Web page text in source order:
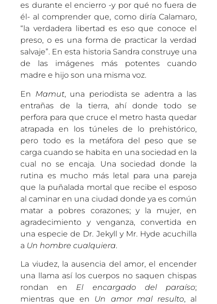
es durante el encierro -y por qué no fuera de
él- al comprender que, como diría Calamaro,
“la verdadera libertad es eso que conoce el
preso, o es una forma de practicar la verdad
salvaje”. En esta historia Sandra construye una
de las imágenes más potentes cuando
madre e hijo son una misma voz.
En Mamut, una periodista se adentra a las
entrañas de la tierra, ahí donde todo se
perfora para que cruce el metro hasta quedar
atrapada en los túneles de lo prehistórico,
pero todo es la metáfora del peso que se
carga cuando se habita en una sociedad en la
cual no se encaja. Una sociedad donde la
rutina es mucho más letal para una pareja
que la puñalada mortal que recibe el esposo
al caminar en una ciudad donde ya es común
matar a pobres corazones; y la mujer, en
agradecimiento y venganza, convertida en
una especie de Dr. Jekyll y Mr. Hyde acuchilla
a Un hombre cualquiera.
La viudez, la ausencia del amor, el encender
una llama así los cuerpos no saquen chispas
rondan en El encargado del paraíso;
mientras que en Un amor mal resulto, al